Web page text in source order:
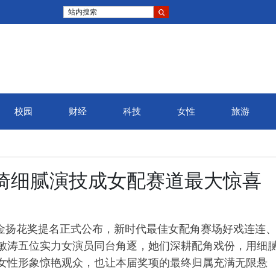
站内搜索
校园 财经 科技 女性 旅游
细腻演技成女配赛道最大惊喜
花奖提名正式公布，新时代最佳女配角赛场好戏连连、
五位实力女演员同台角逐，她们深耕配角戏份，用细
性形象惊艳观众，也让本届奖项的最终归属充满无限悬